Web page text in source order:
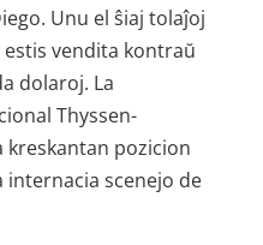
Unu el ŝiaj tolaĵoj
estis vendita kontraŭ
dolaroj. La
Thyssen-
kreskantan pozicion
scenejo de